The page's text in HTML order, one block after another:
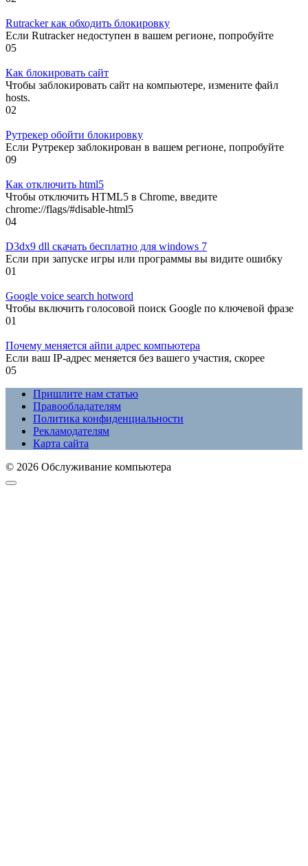
Rutracker как обходить блокировку
Если Rutracker недоступен в вашем регионе, попробуйте
05
Как блокировать сайт
Чтобы заблокировать сайт на компьютере, измените файл
hosts.
02
Рутрекер обойти блокировку
Если Рутрекер заблокирован в вашем регионе, попробуйте
09
Как отключить html5
Чтобы отключить HTML5 в Chrome, введите
chrome://flags/#disable-html5
04
D3dx9 dll скачать бесплатно для windows 7
Если при запуске игры или программы вы видите ошибку
01
Google voice search hotword
Чтобы включить голосовой поиск Google по ключевой фразе
01
Почему меняется айпи адрес компьютера
Если ваш IP-адрес меняется без вашего участия, скорее
05
Пришлите нам статью
Правообладателям
Политика конфиденциальности
Рекламодателям
Карта сайта
© 2026 Обслуживание компьютера